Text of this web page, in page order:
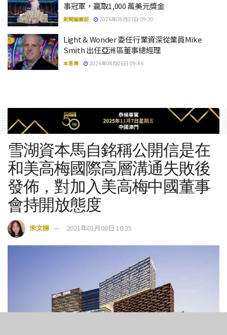
事冠軍，贏取1,000 萬美元獎金
新聞編輯部 2026年08月07日 09:30
Light & Wonder 委任行業資深從業員Mike
Smith 出任亞洲區董事總經理
本思齊 2026年08月06日 09:46
雪湖資本馬自銘稱公開信是在
和美高梅國際高層溝通失敗後
發佈，對加入美高梅中國董事
會持開放態度
宋文娣 2021年01月08日 10:35